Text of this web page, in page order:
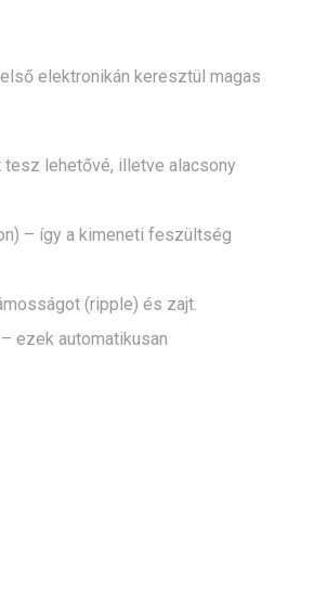
elektronikán keresztül magas
tesz lehetővé, illetve alacsony
– így a kimeneti feszültség
(ripple) és zajt.
ezek automatikusan